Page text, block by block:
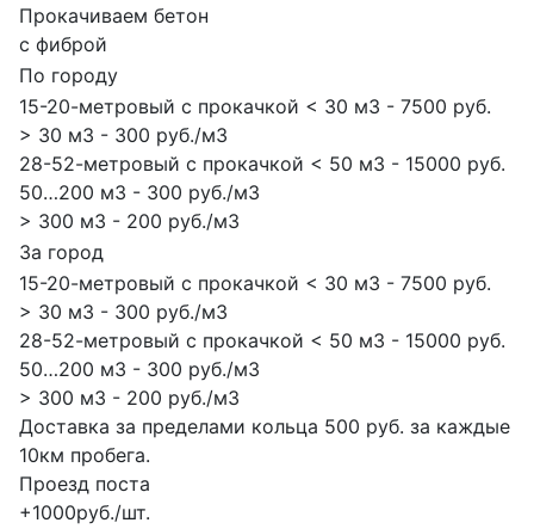
Прокачиваем бетон
с фиброй
По городу
15-20-метровый с прокачкой < 30 м3 - 7500 руб.
> 30 м3 - 300 руб./м3
28-52-метровый с прокачкой < 50 м3 - 15000 руб.
50…200 м3 - 300 руб./м3
> 300 м3 - 200 руб./м3
За город
15-20-метровый с прокачкой < 30 м3 - 7500 руб.
> 30 м3 - 300 руб./м3
28-52-метровый с прокачкой < 50 м3 - 15000 руб.
50…200 м3 - 300 руб./м3
> 300 м3 - 200 руб./м3
Доставка за пределами кольца 500 руб. за каждые
10км пробега.
Проезд поста
+1000руб./шт.